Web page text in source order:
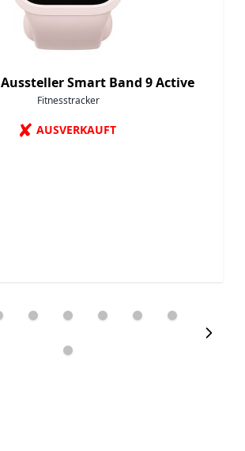
Aussteller Smart Band 9 Active
Fitnesstracker
✘ AUSVERKAUFT